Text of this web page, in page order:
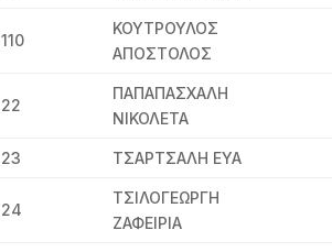
110
ΚΟΥΤΡΟΥΛΟΣ
ΑΠΟΣΤΟΛΟΣ
22
ΠΑΠΑΠΑΣΧΑΛΗ
ΝΙΚΟΛΕΤΑ
23 ΤΣΑΡΤΣΑΛΗ ΕΥΑ
24
ΤΣΙΛΟΓΕΩΡΓΗ
ΖΑΦΕΙΡΙΑ